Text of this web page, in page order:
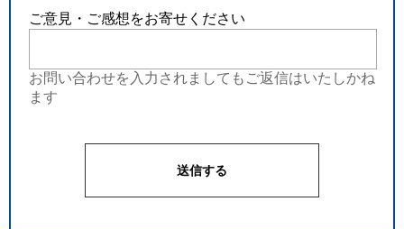
ご意見・ご感想をお寄せください
お問い合わせを入力されましてもご返信はいたしかね
ます